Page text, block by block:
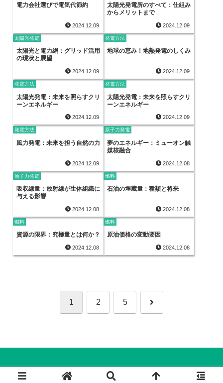
電力会社選びで電気代節約
2024.12.09
太陽光発電所のすべて：仕組み
からメリットまで
2024.12.09
太陽光発電
太陽光と電力網：グリッド活用
の現状と展望
2024.12.09
発電方法
地球の恵み！地熱発電のしくみ
2024.12.09
発電方法
太陽光発電：未来を照らすクリ
ーンエネルギー
2024.12.09
発電方法
太陽光発電：未来を照らすクリ
ーンエネルギー
2024.12.09
発電方法
風力発電：未来を担う自然の力
2024.12.09
原子力発電
夢のエネルギー：ミューオン触
媒核融合
2024.12.08
原子力発電
吸収線量：放射線が生体組織に
与える影響
2024.12.08
燃料
石油の埋蔵量：種類と将来
2024.12.08
燃料
資源の限界：究極量とは何か？
2024.12.08
燃料
原油価格の変動要因
2024.12.08
1 2 5 次
© 2024 電力と地球環境.